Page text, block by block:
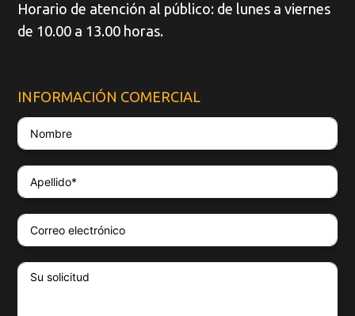
INFORMACIÓN COMERCIAL
Horario de atención al público: de lunes a viernes
de 10.00 a 13.00 horas.